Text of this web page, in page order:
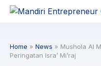
Skip
Home » News » Mushola Al
Peringatan Isra’ Mi’raj